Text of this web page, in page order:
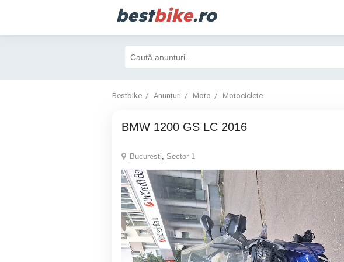
bestbike.ro
Bestbike Anunțuri Moto Motociclete
BMW 1200 GS LC 2016
Bucuresti, Sector 1